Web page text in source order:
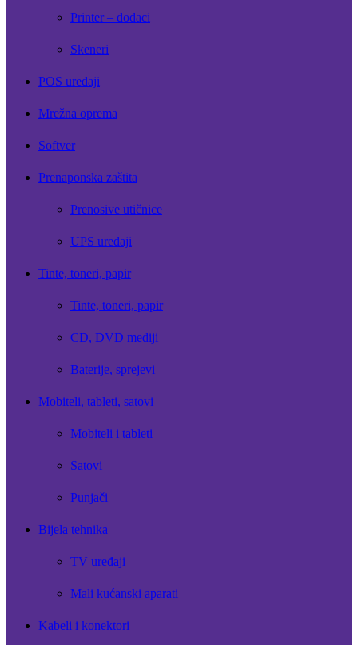
Printer – dodaci
Skeneri
POS uređaji
Mrežna oprema
Softver
Prenaponska zaštita
Prenosive utičnice
UPS uređaji
Tinte, toneri, papir
Tinte, toneri, papir
CD, DVD mediji
Baterije, sprejevi
Mobiteli, tableti, satovi
Mobiteli i tableti
Satovi
Punjači
Bijela tehnika
TV uređaji
Mali kućanski aparati
Kabeli i konektori